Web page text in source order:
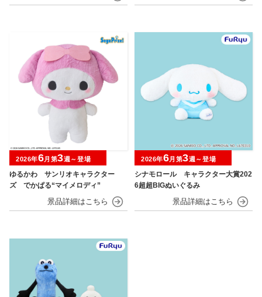
ゆるかわ サンリオキャラクター
ズ でかぱる“マイメロディ”
2026年6月第3週～登場
シナモロール キャラクター大賞202
6超超BIGぬいぐるみ
2026年6月第3週～登場